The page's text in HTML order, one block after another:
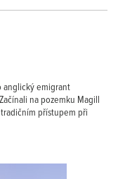
anglický emigrant
na pozemku Magill
přístupem při